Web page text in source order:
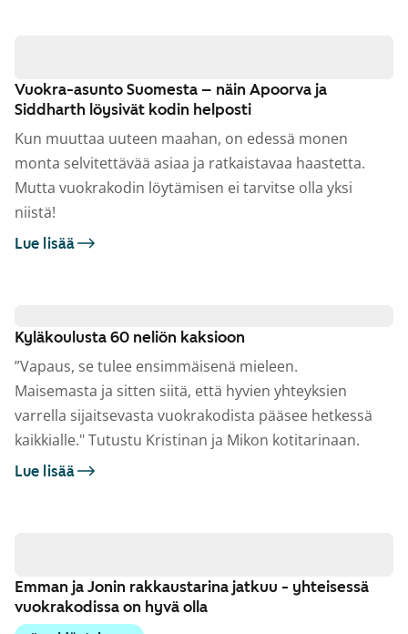
Vuokra-asunto Suomesta – näin Apoorva ja
Siddharth löysivät kodin helposti
Kun muuttaa uuteen maahan, on edessä monen
monta selvitettävää asiaa ja ratkaistavaa haastetta.
Mutta vuokrakodin löytämisen ei tarvitse olla yksi
niistä!
Lue lisää
Kyläkoulusta 60 neliön kaksioon
”Vapaus, se tulee ensimmäisenä mieleen.
Maisemasta ja sitten siitä, että hyvien yhteyksien
varrella sijaitsevasta vuokrakodista pääsee hetkessä
kaikkialle." Tutustu Kristinan ja Mikon kotitarinaan.
Lue lisää
Emman ja Jonin rakkaustarina jatkuu - yhteisessä
vuokrakodissa on hyvä olla